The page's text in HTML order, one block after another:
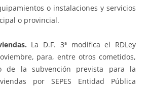
o instalaciones y servicios
o provincial.
La D.F. 3ª modifica el RDLey
para, entre otros cometidos,
de la subvención prevista para la
por SEPES Entidad Pública